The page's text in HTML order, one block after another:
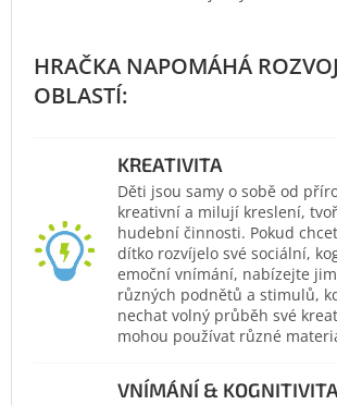
KREATIVITA
Děti jsou samy o sobě od
kreativní a milují kreslení,
hudební činnosti. Pokud
dítko rozvíjelo své sociální,
emoční vnímání, nabízejte
různých podnětů a stimulů,
nechat volný průběh své
mohou používat různé
VNÍMÁNÍ &